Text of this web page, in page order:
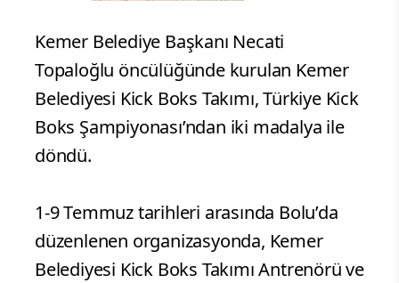
Kemer Belediye Başkanı Necati
Topaloğlu öncülüğünde kurulan Kemer
Belediyesi Kick Boks Takımı, Türkiye Kick
Boks Şampiyonası’ndan iki madalya ile
döndü.
1-9 Temmuz tarihleri arasında Bolu’da
düzenlenen organizasyonda, Kemer
Belediyesi Kick Boks Takımı Antrenörü ve